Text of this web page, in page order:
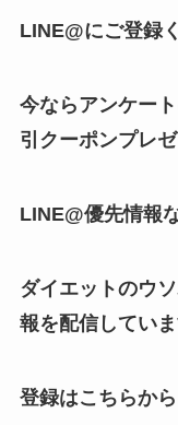
LINE@にご登録
今ならアンケー
引クーポンプレゼ
LINE@優先情報
ダイエットのウ
報を配信していま
登録はこちらから